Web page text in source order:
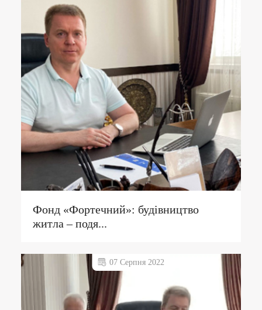
Фонд «Фортечний»: будівництво
житла – подя...
07 Серпня 2022